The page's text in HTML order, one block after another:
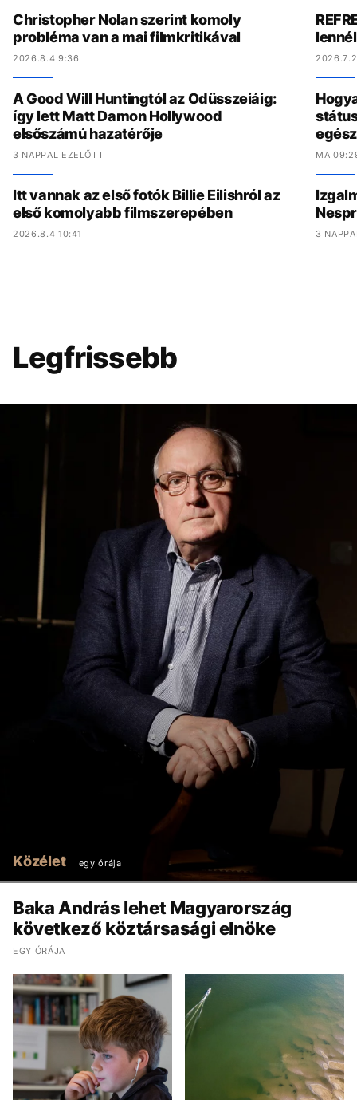
Christopher Nolan szerint komoly
probléma van a mai filmkritikával
2026.8.4 9:36
A Good Will Huntingtól az Odüsszeiáig:
így lett Matt Damon Hollywood
elsőszámú hazatérője
3 NAPPAL EZELŐTT
Itt vannak az első fotók Billie Eilishról az
első komolyabb filmszerepében
2026.8.4 10:41
MA
3
Legfrissebb
Közélet egy órája
Baka András lehet Magyarország
következő köztársasági elnöke
EGY ÓRÁJA